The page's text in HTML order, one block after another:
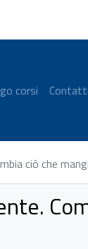
corsi Contatti
ciò che